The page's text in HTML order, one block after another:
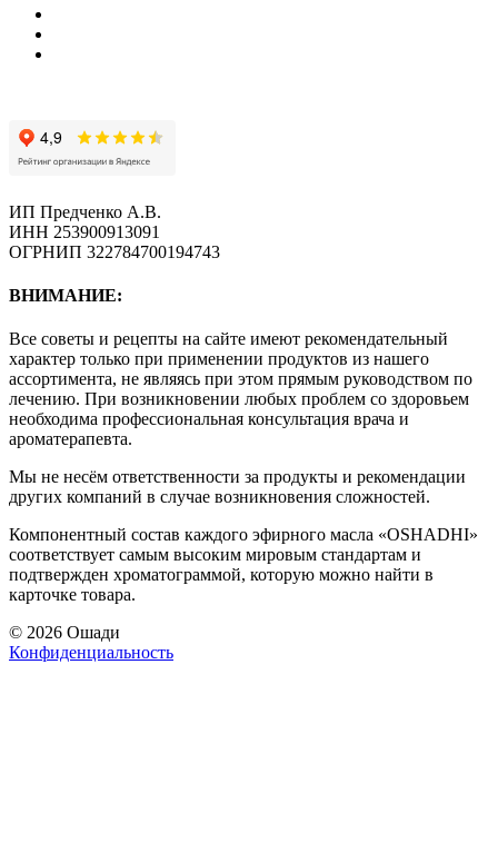
ИП Предченко А.В.
ИНН 253900913091
ОГРНИП 322784700194743
ВНИМАНИЕ:
Все советы и рецепты на сайте имеют рекомендательный
характер только при применении продуктов из нашего
ассортимента, не являясь при этом прямым руководством по
лечению. При возникновении любых проблем со здоровьем
необходима профессиональная консультация врача и
ароматерапевта.
Мы не несём ответственности за продукты и рекомендации
других компаний в случае возникновения сложностей.
Компонентный состав каждого эфирного масла «OSHADHI»
соответствует самым высоким мировым стандартам и
подтвержден хроматограммой, которую можно найти в
карточке товара.
© 2026 Ошади
Конфиденциальность